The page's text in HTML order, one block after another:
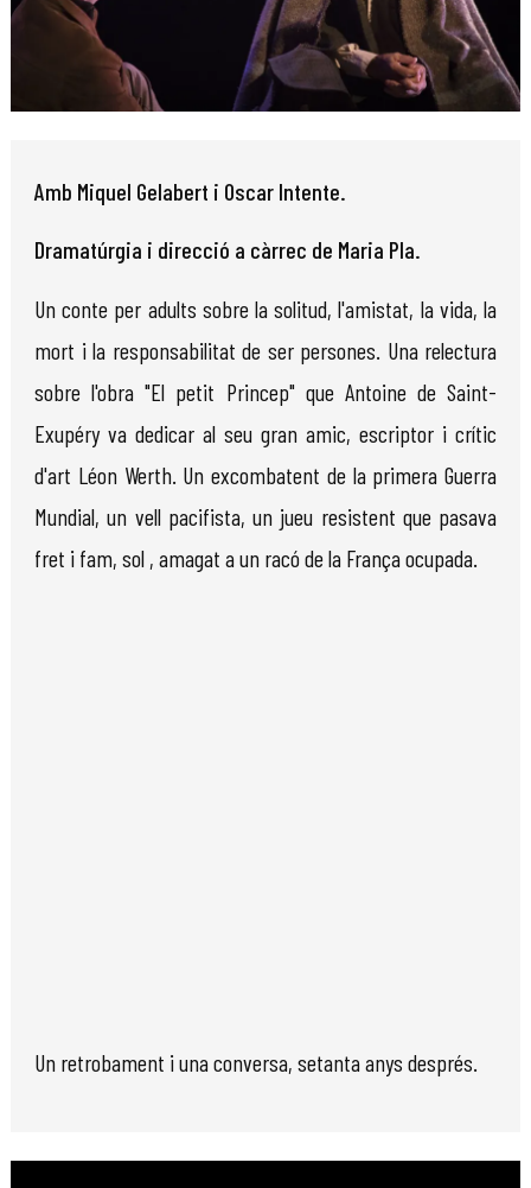
Amb Miquel Gelabert i Oscar Intente.
Dramatúrgia i direcció a càrrec de Maria Pla.
Un conte per adults sobre la solitud, l'amistat, la vida, la
mort i la responsabilitat de ser persones. Una relectura
sobre l'obra "El petit Princep" que Antoine de Saint-
Exupéry va dedicar al seu gran amic, escriptor i crític
d'art Léon Werth. Un excombatent de la primera Guerra
Mundial, un vell pacifista, un jueu resistent que pasava
fret i fam, sol , amagat a un racó de la França ocupada.
Un retrobament i una conversa, setanta anys després.